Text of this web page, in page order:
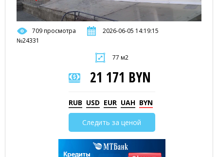
709 просмотра
2026-06-05 14:19:15
№24331
77 м2
21 171 BYN
RUB USD EUR UAH BYN
Следить за ценой